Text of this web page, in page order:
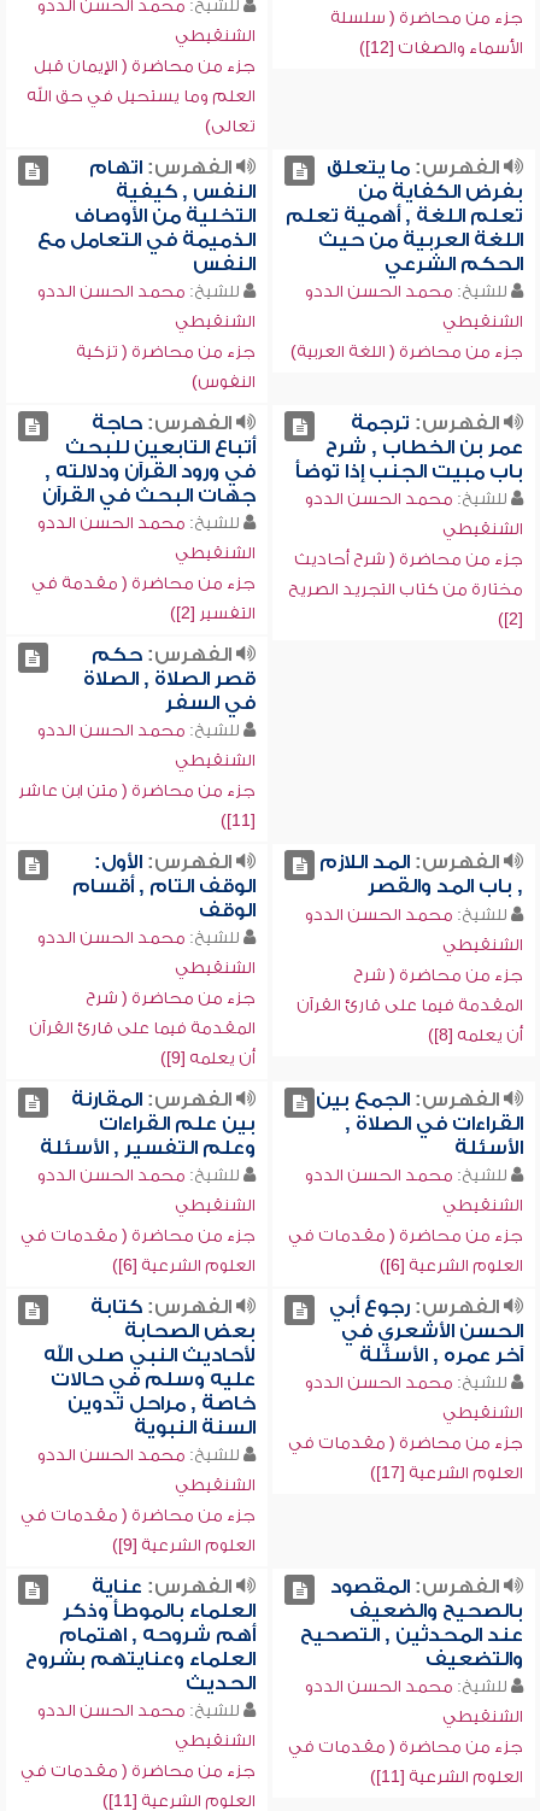
جزء من محاضرة ( سلسلة
الأسماء والصفات [12])
للشيخ: محمد الحسن الددو
الشنقيطي
جزء من محاضرة ( الإيمان قبل
العلم وما يستحيل في حق الله
تعالى)
الفهرس:ما يتعلق
بفرض الكفاية من
تعلم اللغة , أهمية تعلم
اللغة العربية من حيث
الحكم الشرعي
للشيخ: محمد الحسن الددو
الشنقيطي
جزء من محاضرة ( اللغة العربية)
الفهرس:اتهام
النفس , كيفية
التخلية من الأوصاف
الذميمة في التعامل مع
النفس
للشيخ: محمد الحسن الددو
الشنقيطي
جزء من محاضرة ( تزكية
النفوس)
الفهرس: ترجمة
عمر بن الخطاب , شرح
باب مبيت الجنب إذا توضأ
للشيخ: محمد الحسن الددو
الشنقيطي
جزء من محاضرة ( شرح أحاديث
مختارة من كتاب التجريد الصريح
[2])
الفهرس:حاجة
أتباع التابعين للبحث
في ورود القرآن ودلالته ,
جهات البحث في القرآن
للشيخ: محمد الحسن الددو
الشنقيطي
جزء من محاضرة ( مقدمة في
التفسير [2])
الفهرس:حكم
قصر الصلاة , الصلاة
في السفر
للشيخ: محمد الحسن الددو
الشنقيطي
جزء من محاضرة ( متن ابن عاشر
[11])
الفهرس:المد اللازم
, باب المد والقصر
للشيخ: محمد الحسن الددو
الشنقيطي
جزء من محاضرة ( شرح
المقدمة فيما على قارئ القرآن
أن يعلمه [8])
الفهرس:الأول:
الوقف التام , أقسام
الوقف
للشيخ: محمد الحسن الددو
الشنقيطي
جزء من محاضرة ( شرح
المقدمة فيما على قارئ القرآن
أن يعلمه [9])
الفهرس:الجمع بين
القراءات في الصلاة ,
الأسئلة
للشيخ: محمد الحسن الددو
الشنقيطي
جزء من محاضرة ( مقدمات في
العلوم الشرعية [6])
الفهرس:المقارنة
بين علم القراءات
وعلم التفسير , الأسئلة
للشيخ: محمد الحسن الددو
الشنقيطي
جزء من محاضرة ( مقدمات في
العلوم الشرعية [6])
الفهرس:رجوع أبي
الحسن الأشعري في
آخر عمره , الأسئلة
للشيخ: محمد الحسن الددو
الشنقيطي
جزء من محاضرة ( مقدمات في
العلوم الشرعية [17])
الفهرس:كتابة
بعض الصحابة
لأحاديث النبي صلى الله
عليه وسلم في حالات
خاصة , مراحل تدوين
السنة النبوية
للشيخ: محمد الحسن الددو
الشنقيطي
جزء من محاضرة ( مقدمات في
العلوم الشرعية [9])
الفهرس:المقصود
بالصحيح والضعيف
عند المحدثين , التصحيح
والتضعيف
للشيخ: محمد الحسن الددو
الشنقيطي
جزء من محاضرة ( مقدمات في
العلوم الشرعية [11])
الفهرس: عناية
العلماء بالموطأ وذكر
أهم شروحه , اهتمام
العلماء وعنايتهم بشروح
الحديث
للشيخ: محمد الحسن الددو
الشنقيطي
جزء من محاضرة ( مقدمات في
العلوم الشرعية [11])